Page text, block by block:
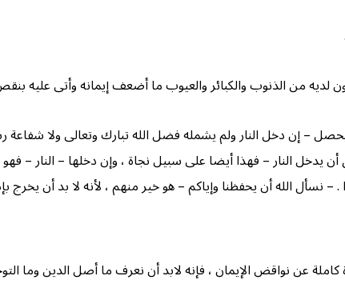
لديه من الذنوب والكبائر والعيوب ما أضعف إيمانه وأتى
– إن دخل النار ولم يشمله فضل الله تبارك وتعالى ولا شفاعة
يدخل النار – فهذا أيضا على سبيل نجاة ، وإن دخلها – النار – فهو
نسأل الله أن يحفظنا وإياكم – هو خير منهم ، لأنه لا بد أن يخرج
عن نواقض الإيمان ، فإنه لابد أن نعرف ما أصل الدين وما